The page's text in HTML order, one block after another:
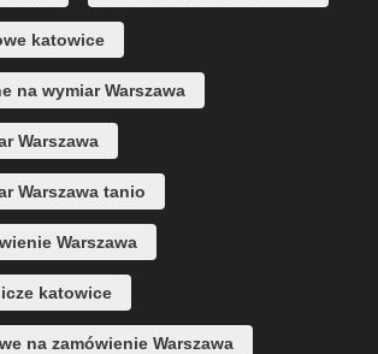
katowice
na wymiar Warszawa
Warszawa
Warszawa tanio
Warszawa
katowice
na zamówienie Warszawa